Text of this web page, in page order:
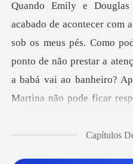
Loja
Histórico
Sair
pés. Como
ponto de não prestar a
a babá vai ao b
Capítulos